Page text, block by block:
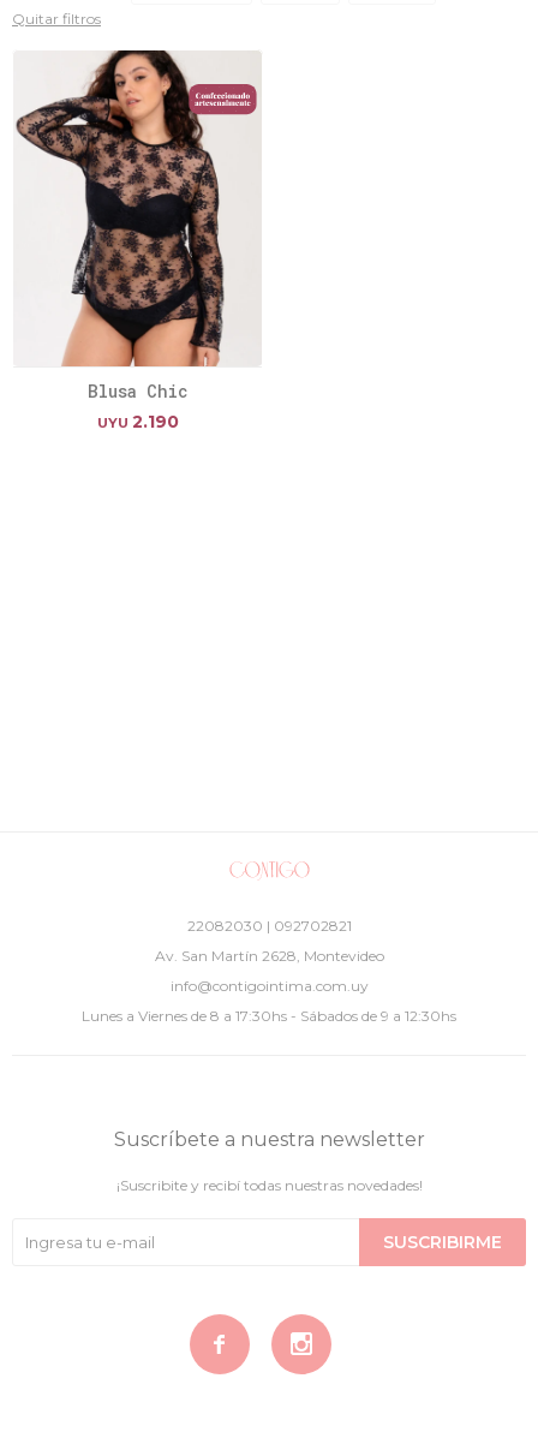
Quitar filtros
Blusa Chic
UYU 2.190
22082030 | 092702821
Av. San Martín 2628, Montevideo
info@contigointima.com.uy
Lunes a Viernes de 8 a 17:30hs - Sábados de 9 a 12:30hs
Suscríbete a nuestra newsletter
¡Suscribite y recibí todas nuestras novedades!
SUSCRIBIRME
 